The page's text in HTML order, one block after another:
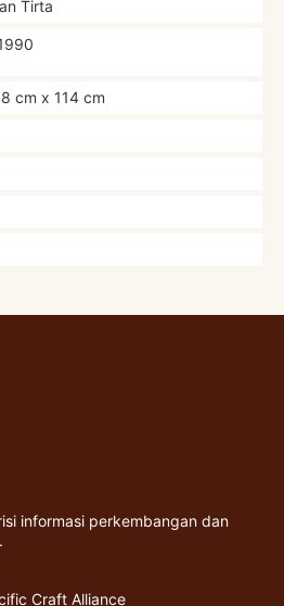
Tirta
cm x 114 cm
informasi perkembangan dan
Craft Alliance